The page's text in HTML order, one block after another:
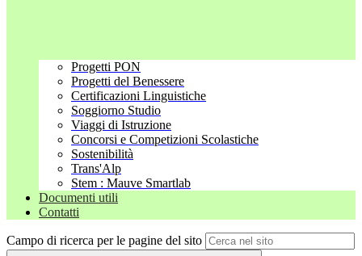
Progetti PON
Progetti del Benessere
Certificazioni Linguistiche
Soggiorno Studio
Viaggi di Istruzione
Concorsi e Competizioni Scolastiche
Sostenibilità
Trans'Alp
Stem : Mauve Smartlab
Documenti utili
Contatti
Campo di ricerca per le pagine del sito